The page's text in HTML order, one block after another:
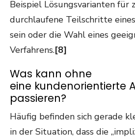
Beispiel Lösungsvarianten für
durchlaufene Teilschritte
sein oder die Wahl eines
Verfahrens.[8]
Was kann ohne
eine kundenorientierte
passieren?
Häufig befinden sich gerade
in der Situation, dass die